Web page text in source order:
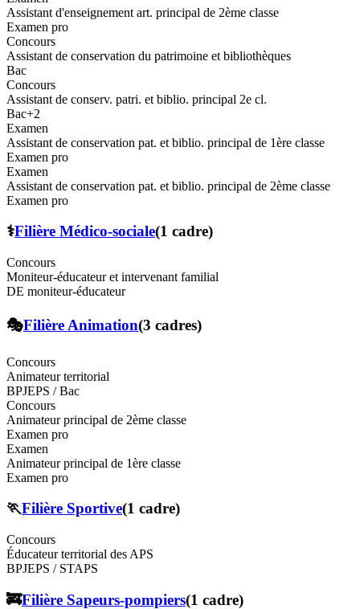
Assistant d'enseignement art. principal de 2ème classe
Examen pro
Concours
Assistant de conservation du patrimoine et bibliothèques
Bac
Concours
Assistant de conserv. patri. et biblio. principal 2e cl.
Bac+2
Examen
Assistant de conservation pat. et biblio. principal de 1ère classe
Examen pro
Examen
Assistant de conservation pat. et biblio. principal de 2ème classe
Examen pro
⚕️Filière Médico-sociale(1 cadre)
Concours
Moniteur-éducateur et intervenant familial
DE moniteur-éducateur
🎭Filière Animation(3 cadres)
Concours
Animateur territorial
BPJEPS / Bac
Concours
Animateur principal de 2ème classe
Examen pro
Examen
Animateur principal de 1ère classe
Examen pro
🏃Filière Sportive(1 cadre)
Concours
Éducateur territorial des APS
BPJEPS / STAPS
🚒Filière Sapeurs-pompiers(1 cadre)